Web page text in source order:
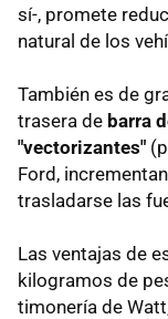
sí-, promete
natural de los
También es de
trasera de barra
"vectorizantes"
Ford,
trasladarse las
Las ventajas de
kilogramos de
timonería de